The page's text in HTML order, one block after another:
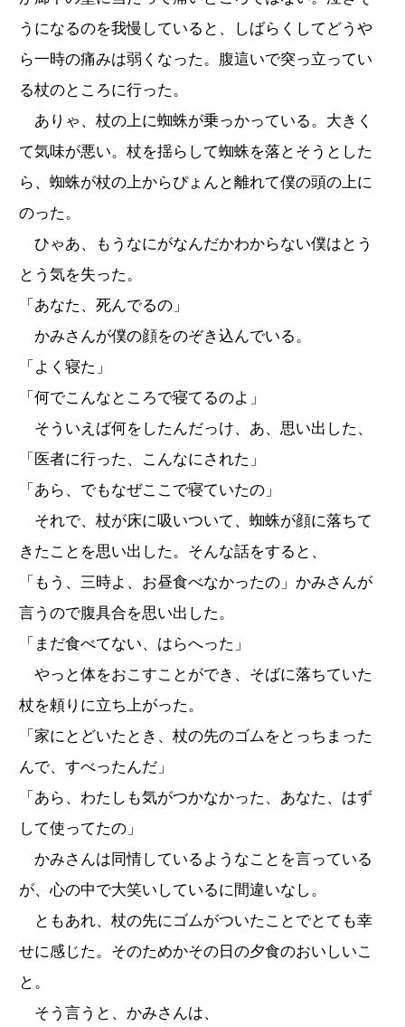
うになるのを我慢していると、しばらくしてどうや
ら一時の痛みは弱くなった。腹這いで突っ立ってい
る杖のところに行った。
ありゃ、杖の上に蜘蛛が乗っかっている。大きく
て気味が悪い。杖を揺らして蜘蛛を落とそうとした
ら、蜘蛛が杖の上からぴょんと離れて僕の頭の上に
のった。
ひゃあ、もうなにがなんだかわからない僕はとう
とう気を失った。
「あなた、死んでるの」
かみさんが僕の顔をのぞき込んでいる。
「よく寝た」
「何でこんなところで寝てるのよ」
そういえば何をしたんだっけ、あ、思い出した、
「医者に行った、こんなにされた」
「あら、でもなぜここで寝ていたの」
それで、杖が床に吸いついて、蜘蛛が顔に落ちて
きたことを思い出した。そんな話をすると、
「もう、三時よ、お昼食べなかったの」かみさんが
言うので腹具合を思い出した。
「まだ食べてない、はらへった」
やっと体をおこすことができ、そばに落ちていた
杖を頼りに立ち上がった。
「家にとどいたとき、杖の先のゴムをとっちまった
んで、すべったんだ」
「あら、わたしも気がつかなかった、あなた、はず
して使ってたの」
かみさんは同情しているようなことを言っている
が、心の中で大笑いしているに間違いなし。
ともあれ、杖の先にゴムがついたことでとても幸
せに感じた。そのためかその日の夕食のおいしいこ
と。
そう言うと、かみさんは、